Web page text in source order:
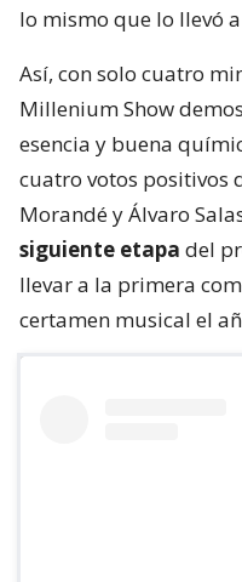
lo mismo que lo llevó
Así, con solo cuatro
Millenium Show
esencia y buena
cuatro votos positivos
Morandé y Álvaro
siguiente etapa del
llevar a la primera
certamen musical el